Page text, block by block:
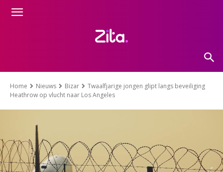
Home Nieuws Bizar
Twaalfjarige jongen glipt langs beveiliging
Heathrow op vlucht naar Los Angeles